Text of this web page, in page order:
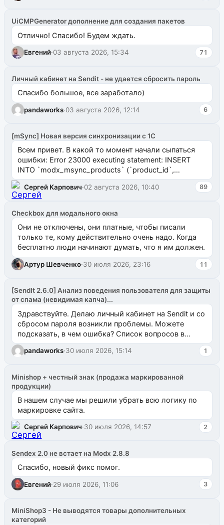
UiCMPGenerator дополнение для создания пакетов
Отлично! Спасибо! Будем ждать.
Евгений·03 августа 2026, 15:34 71
Личный кабинет на Sendit - не удается сбросить пароль
Спасибо большое, все заработало)
pandaworks·03 августа 2026, 12:14 6
[mSync] Новая версия синхронизации с 1С
Всем привет. В какой то момент начали сыпаться
ошибки: Error 23000 executing statement: INSERT
INTO `modx_msync_products` (`product_id`,
`uuid_1c`) VALUES ...
Сергей Карпович·02 августа 2026, 10:40 89
Checkbox для модального окна
Они не отключены, они платные, чтобы писали
только те, кому действительно очень надо. Когда
бесплатно люди начинают думать, что я им должен.
Артур Шевченко·30 июля 2026, 23:16 11
[SendIt 2.6.0] Анализ поведения пользователя для защиты
от спама (невидимая капча)...
Здравствуйте. Делаю личный кабинет на Sendit и со
сбросом пароля возникли проблемы. Можете
подсказать, в чем ошибка? Список вопросов в
одноименном разделе на modx.pro пока пуст, и,...
pandaworks·30 июля 2026, 15:14 1
Minishop + честный знак (продажа маркированной
продукции)
В нашем случае мы решили убрать всю логику по
маркировке сайта.
Сергей Карпович·30 июля 2026, 14:57 2
Sendex 2.0 не встает на Modx 2.8.8
Спасибо, новый фикс помог.
Евгений·29 июля 2026, 11:06 3
MiniShop3 - Не выводятся товары дополнительных
категорий